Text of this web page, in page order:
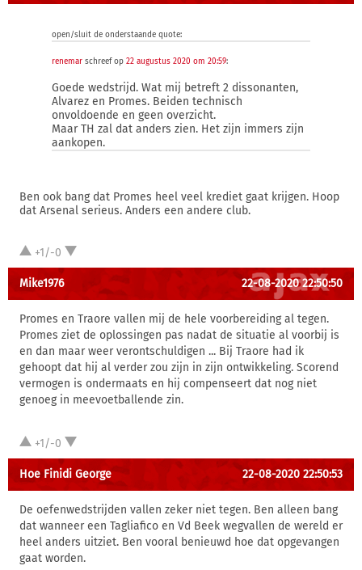
open/sluit de onderstaande quote:
renemar schreef op 22 augustus 2020 om 20:59:
Goede wedstrijd. Wat mij betreft 2 dissonanten,
Alvarez en Promes. Beiden technisch
onvoldoende en geen overzicht.
Maar TH zal dat anders zien. Het zijn immers zijn
aankopen.
Ben ook bang dat Promes heel veel krediet gaat krijgen. Hoop
dat Arsenal serieus. Anders een andere club.
+1/-0
Mike1976 22-08-2020 22:50:50
Promes en Traore vallen mij de hele voorbereiding al tegen.
Promes ziet de oplossingen pas nadat de situatie al voorbij is
en dan maar weer verontschuldigen ... Bij Traore had ik
gehoopt dat hij al verder zou zijn in zijn ontwikkeling. Scorend
vermogen is ondermaats en hij compenseert dat nog niet
genoeg in meevoetballende zin.
+1/-0
Hoe Finidi George 22-08-2020 22:50:53
De oefenwedstrijden vallen zeker niet tegen. Ben alleen bang
dat wanneer een Tagliafico en Vd Beek wegvallen de wereld er
heel anders uitziet. Ben vooral benieuwd hoe dat opgevangen
gaat worden.